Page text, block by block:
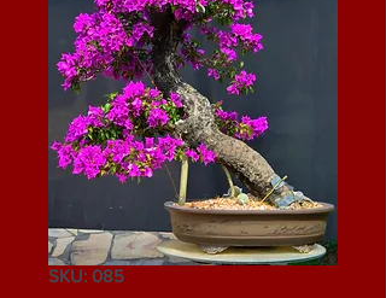
SKU: 085